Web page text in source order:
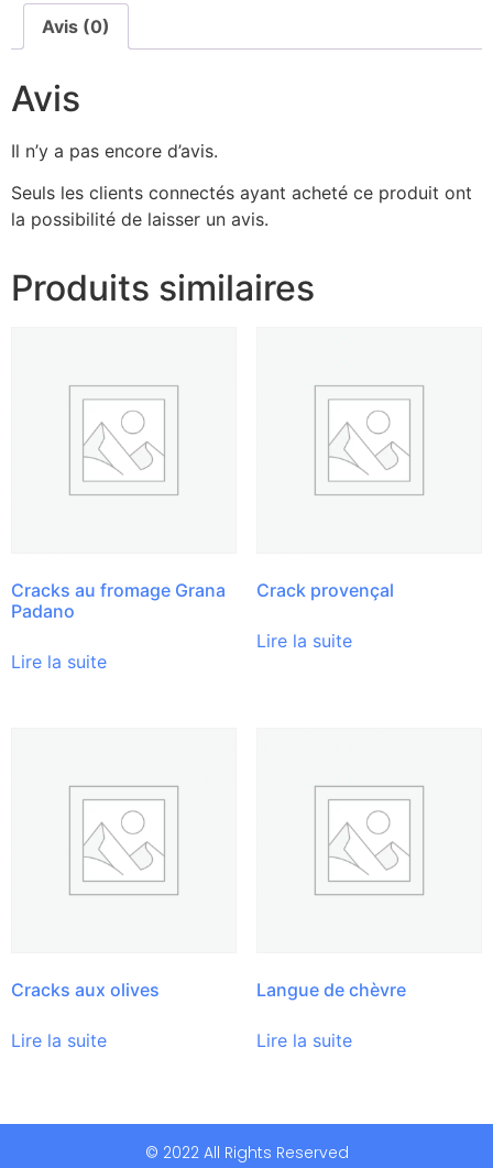
Avis (0)
Avis
Il n’y a pas encore d’avis.
Seuls les clients connectés ayant acheté ce produit ont
la possibilité de laisser un avis.
Produits similaires
Cracks au fromage Grana
Padano
Lire la suite
Crack provençal
Lire la suite
Cracks aux olives
Lire la suite
Langue de chèvre
Lire la suite
© 2022 All Rights Reserved